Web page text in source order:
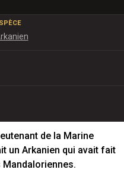
de la Marine
un Arkanien qui avait fait